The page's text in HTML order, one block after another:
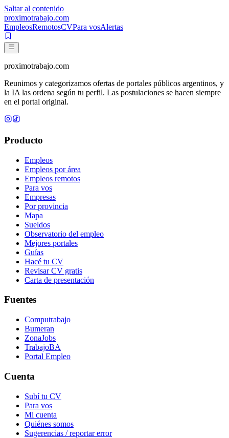
Saltar al contenido
proximotrabajo.com
EmpleosRemotosCVPara vosAlertas
proximotrabajo.com
Reunimos y categorizamos ofertas de portales públicos argentinos, y
la IA las ordena según tu perfil. Las postulaciones se hacen siempre
en el portal original.
Producto
Empleos
Empleos por área
Empleos remotos
Para vos
Empresas
Por provincia
Mapa
Sueldos
Observatorio del empleo
Mejores portales
Guías
Hacé tu CV
Revisar CV gratis
Carta de presentación
Fuentes
Computrabajo
Bumeran
ZonaJobs
TrabajoBA
Portal Empleo
Cuenta
Subí tu CV
Para vos
Mi cuenta
Quiénes somos
Sugerencias / reportar error